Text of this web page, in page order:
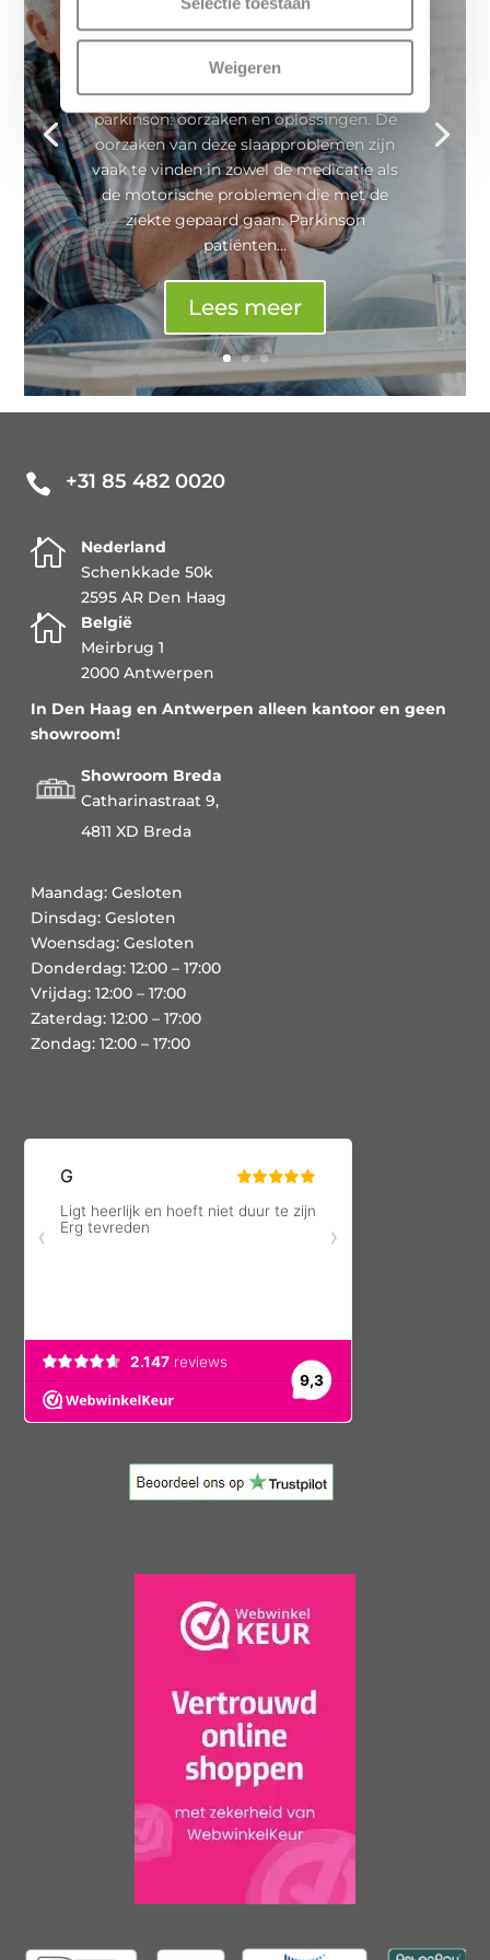
Weigeren
Nachtrust,Slapen| 0 reacties
Slaapproblemen door parkinson: oorzaken
en oplossingen Slaapproblemen door
parkinson: oorzaken en oplossingen. De
oorzaken van deze slaapproblemen zijn
vaak te vinden in zowel de medicatie als
de motorische problemen die met de
ziekte gepaard gaan. Parkinson
patiënten...
Lees meer
 +31 85 482 0020

Nederland
Schenkkade 50k
2595 AR Den Haag

België
Meirbrug 1
2000 Antwerpen
In Den Haag en Antwerpen alleen kantoor en geen
showroom!
Showroom Breda
Catharinastraat 9,
4811 XD Breda
Maandag: Gesloten
Dinsdag: Gesloten
Woensdag: Gesloten
Donderdag: 12:00 – 17:00
Vrijdag: 12:00 – 17:00
Zaterdag: 12:00 – 17:00
Zondag: 12:00 – 17:00